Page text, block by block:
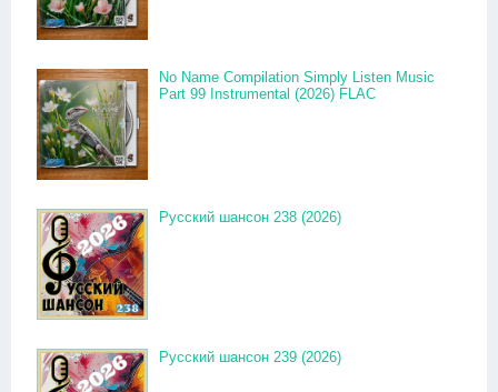
No Name Compilation Simply Listen Music
Part 99 Instrumental (2026) FLAC
Русский шансон 238 (2026)
Русский шансон 239 (2026)